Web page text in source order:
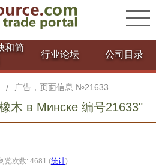
和简
行业论坛 公司目录
/ 广告，页面信息 №21633
木 в Минске 编号21633"
览次数: 4681 (统计)